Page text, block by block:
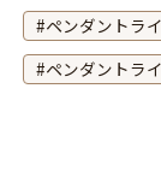
ペンダントラ
ペンダントラ